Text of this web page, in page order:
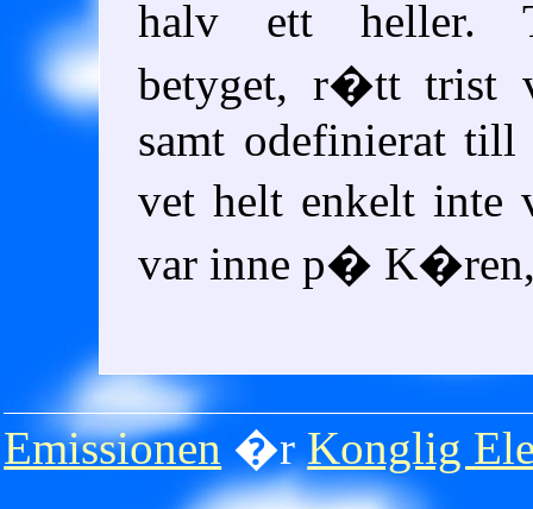
halv ett heller.
betyget, r�tt trist
samt odefinierat
vet helt enkelt
var inne p�
Emissionen �rKonglig